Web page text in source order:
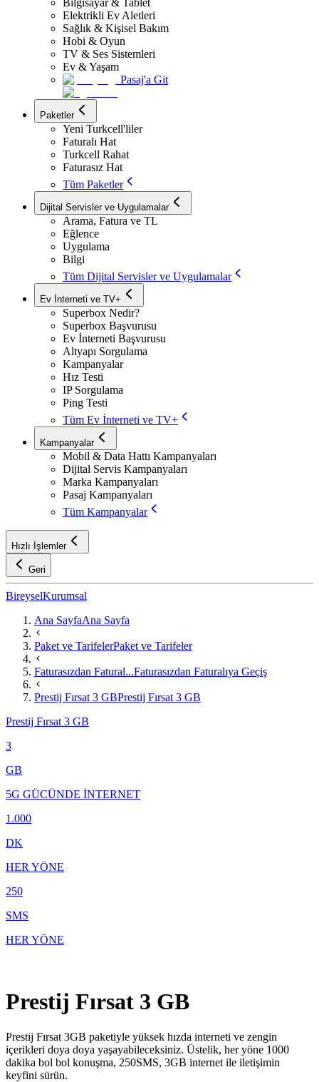
Bilgisayar & Tablet
Elektrikli Ev Aletleri
Sağlık & Kişisel Bakım
Hobi & Oyun
TV & Ses Sistemleri
Ev & Yaşam
Pasaj'a Git
Paketler
Yeni Turkcell'liler
Faturalı Hat
Turkcell Rahat
Faturasız Hat
Tüm Paketler
Dijital Servisler ve Uygulamalar
Arama, Fatura ve TL
Eğlence
Uygulama
Bilgi
Tüm Dijital Servisler ve Uygulamalar
Ev İnterneti ve TV+
Superbox Nedir?
Superbox Başvurusu
Ev İnterneti Başvurusu
Altyapı Sorgulama
Kampanyalar
Hız Testi
IP Sorgulama
Ping Testi
Tüm Ev İnterneti ve TV+
Kampanyalar
Mobil & Data Hattı Kampanyaları
Dijital Servis Kampanyaları
Marka Kampanyaları
Pasaj Kampanyaları
Tüm Kampanyalar
Hızlı İşlemler
Geri
BireyselKurumsal
Ana SayfaAna Sayfa
Paket ve TarifelerPaket ve Tarifeler
Faturasızdan Fatural...Faturasızdan Faturalıya Geçiş
Prestij Fırsat 3 GBPrestij Fırsat 3 GB
Prestij Fırsat 3 GB
3
GB
5G GÜCÜNDE İNTERNET
1.000
DK
HER YÖNE
250
SMS
HER YÖNE
Prestij Fırsat 3 GB
Prestij Fırsat 3GB paketiyle yüksek hızda interneti ve zengin
içerikleri doya doya yaşayabileceksiniz. Üstelik, her yöne 1000
dakika bol bol konuşma, 250SMS, 3GB internet ile iletişimin
keyfini sürün.